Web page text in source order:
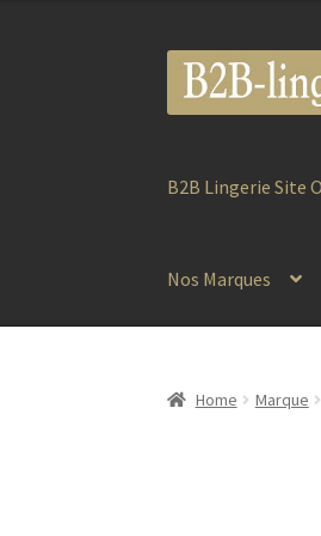
Aller
la
Aller
au
contenu
B2B Lingerie Site
Nos Marques
Home Marque